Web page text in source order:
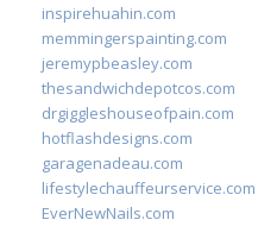
inspirehuahin.com
memmingerspainting.com
jeremypbeasley.com
thesandwichdepotcos.com
drgiggleshouseofpain.com
hotflashdesigns.com
garagenadeau.com
lifestylechauffeurservice.com
EverNewNails.com